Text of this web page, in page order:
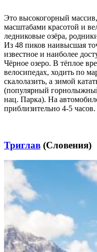
Это высокогорный
масштабами красотой и
ледниковые озёра,
Из 48 пиков наивысшая
известное и наиболее
Чёрное озеро. В тёплое
велосипедах, ходить по
скалолазить, а зимой
(популярный
нац. Парка). На
приблизительно 4-5 часов.
Триглав (Словения)